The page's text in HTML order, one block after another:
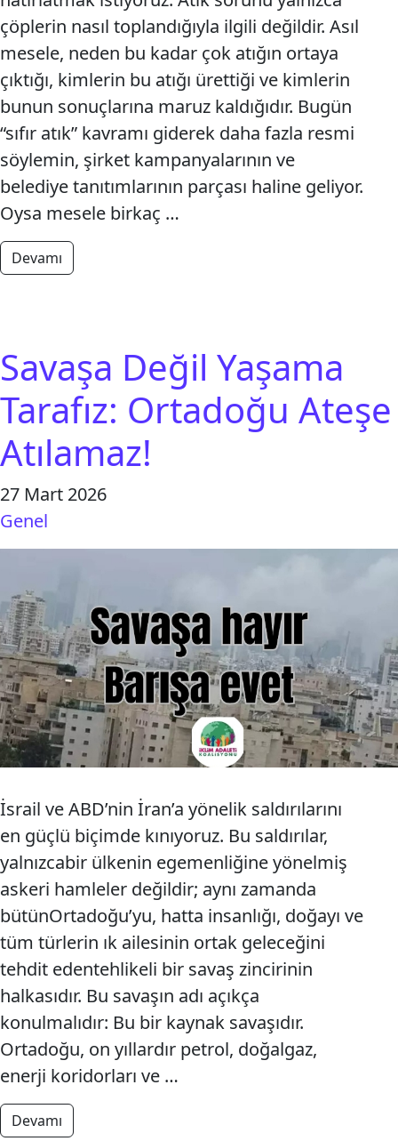
çöplerin nasıl toplandığıyla ilgili değildir. Asıl
mesele, neden bu kadar çok atığın ortaya
çıktığı, kimlerin bu atığı ürettiği ve kimlerin
bunun sonuçlarına maruz kaldığıdır. Bugün
“sıfır atık” kavramı giderek daha fazla resmi
söylemin, şirket kampanyalarının ve
belediye tanıtımlarının parçası haline geliyor.
Oysa mesele birkaç …
Devamı
Savaşa Değil Yaşama
Tarafız: Ortadoğu Ateşe
Atılamaz!
27 Mart 2026
Genel
İsrail ve ABD’nin İran’a yönelik saldırılarını
en güçlü biçimde kınıyoruz. Bu saldırılar,
yalnızcabir ülkenin egemenliğine yönelmiş
askeri hamleler değildir; aynı zamanda
bütünOrtadoğu’yu, hatta insanlığı, doğayı ve
tüm türlerin ık ailesinin ortak geleceğini
tehdit edentehlikeli bir savaş zincirinin
halkasıdır. Bu savaşın adı açıkça
konulmalıdır: Bu bir kaynak savaşıdır.
Ortadoğu, on yıllardır petrol, doğalgaz,
enerji koridorları ve …
Devamı